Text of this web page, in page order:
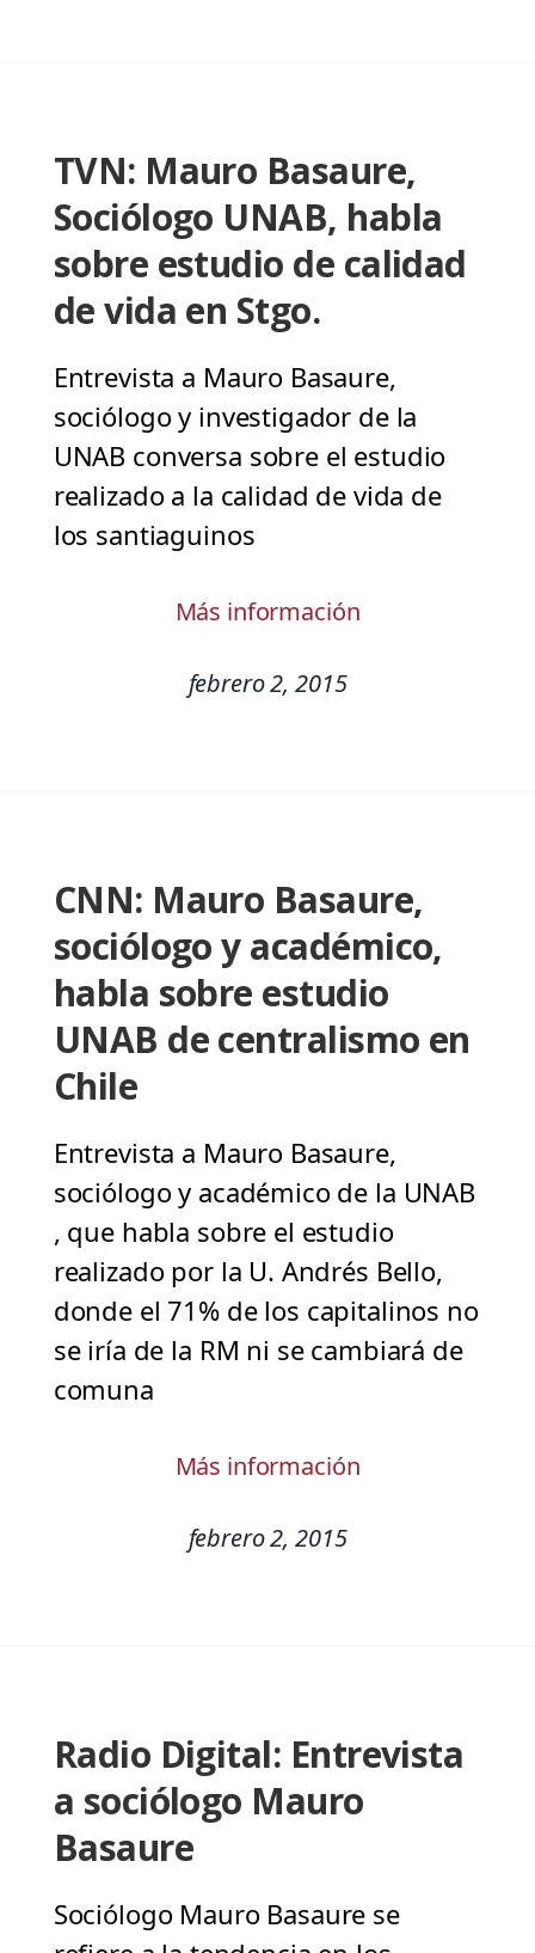
TVN: Mauro Basaure,
Sociólogo UNAB, habla
sobre estudio de calidad
de vida en Stgo.
Entrevista a Mauro Basaure,
sociólogo y investigador de la
UNAB conversa sobre el estudio
realizado a la calidad de vida de
los santiaguinos
Más información
febrero 2, 2015
CNN: Mauro Basaure,
sociólogo y académico,
habla sobre estudio
UNAB de centralismo en
Chile
Entrevista a Mauro Basaure,
sociólogo y académico de la UNAB
, que habla sobre el estudio
realizado por la U. Andrés Bello,
donde el 71% de los capitalinos no
se iría de la RM ni se cambiará de
comuna
Más información
febrero 2, 2015
Radio Digital: Entrevista
a sociólogo Mauro
Basaure
Sociólogo Mauro Basaure se